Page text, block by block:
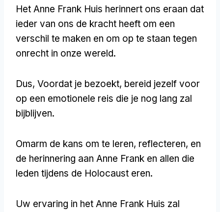
Het Anne Frank Huis herinnert ons eraan dat
ieder van ons de kracht heeft om een
verschil te maken en om op te staan tegen
onrecht in onze wereld.
Dus, Voordat je bezoekt, bereid jezelf voor
op een emotionele reis die je nog lang zal
bijblijven.
Omarm de kans om te leren, reflecteren, en
de herinnering aan Anne Frank en allen die
leden tijdens de Holocaust eren.
Uw ervaring in het Anne Frank Huis zal